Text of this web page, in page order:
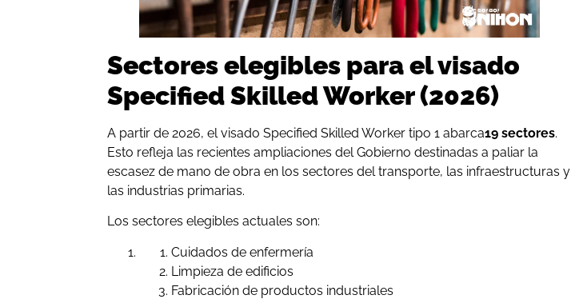
Sectores elegibles para el visado
Specified Skilled Worker (2026)
A partir de 2026, el visado Specified Skilled Worker tipo 1 abarca19 sectores.
Esto refleja las recientes ampliaciones del Gobierno destinadas a paliar la
escasez de mano de obra en los sectores del transporte, las infraestructuras y
las industrias primarias.
Los sectores elegibles actuales son:
Cuidados de enfermería
Limpieza de edificios
Fabricación de productos industriales